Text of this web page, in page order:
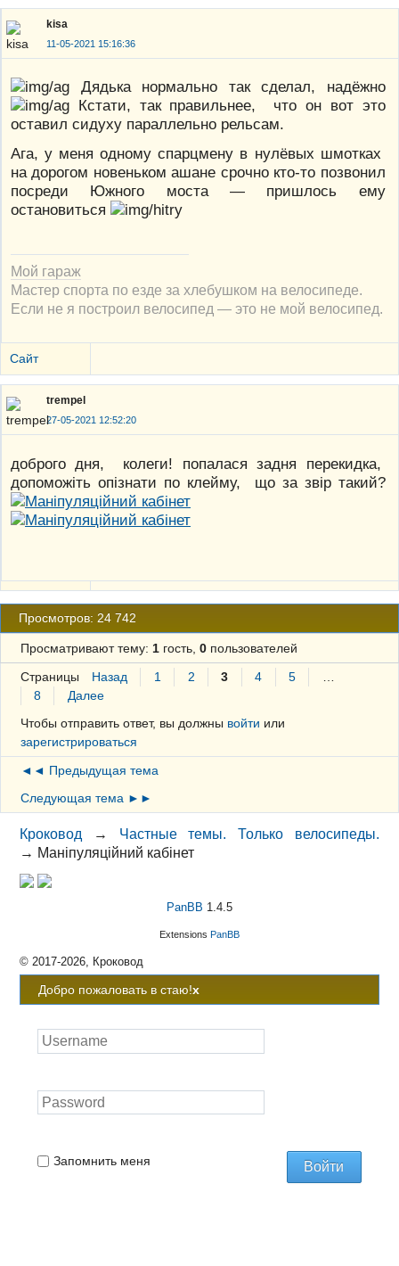
kisa
11-05-2021 15:16:36
Дядька нормально так сделал, надёжно
Кстати, так правильнее, что он вот это
оставил сидуху параллельно рельсам.
Ага, у меня одному спарцмену в нулёвых шмотках
на дорогом новеньком ашане срочно кто-то позвонил
посреди Южного моста — пришлось ему
остановиться
Мой гараж
Мастер спорта по езде за хлебушком на велосипеде.
Если не я построил велосипед — это не мой велосипед.
Сайт
trempel
27-05-2021 12:52:20
доброго дня, колеги! попалася задня перекидка,
допоможіть опізнати по клейму, що за звір такий?
Просмотров: 24 742
Просматривают тему: 1гость, 0пользователей
Страницы Назад 1 2 3 4 5
8
Далее
Чтобы отправить ответ, вы должны войти или
зарегистрироваться
◄◄ Предыдущая тема
Следующая тема ►►
Кроковод → Частные темы. Только велосипеды.
→ Маніпуляційний кабінет
PanBB 1.4.5
Extensions PanBB
© 2017-2026, Кроковод
Добро пожаловать в стаю!x
Запомнить меня